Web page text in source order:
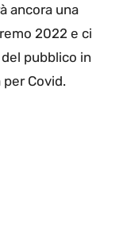
ancora una
2022 e ci
pubblico in
per Covid.